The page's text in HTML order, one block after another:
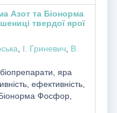
Азот та Біонорма
твердої ярої
І. Гриневич, В.
яра
ефективність,
Біонорма Фосфор,